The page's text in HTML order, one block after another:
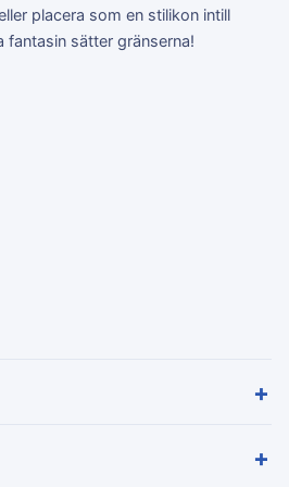
placera som en stilikon intill
sätter gränserna!
+
+